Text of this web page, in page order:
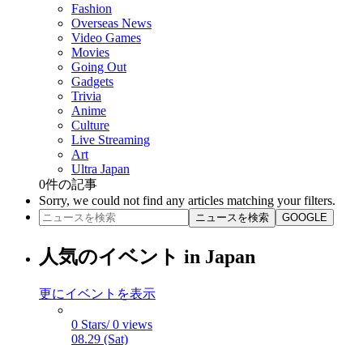
Fashion
Overseas News
Video Games
Movies
Going Out
Gadgets
Trivia
Anime
Culture
Live Streaming
Art
Ultra Japan
0件の記事
Sorry, we could not find any articles matching your filters.
ニュースを検索 GOOGLE
人気のイベント in Japan
更にイベントを表示
0 Stars/ 0 views
08.29 (Sat)